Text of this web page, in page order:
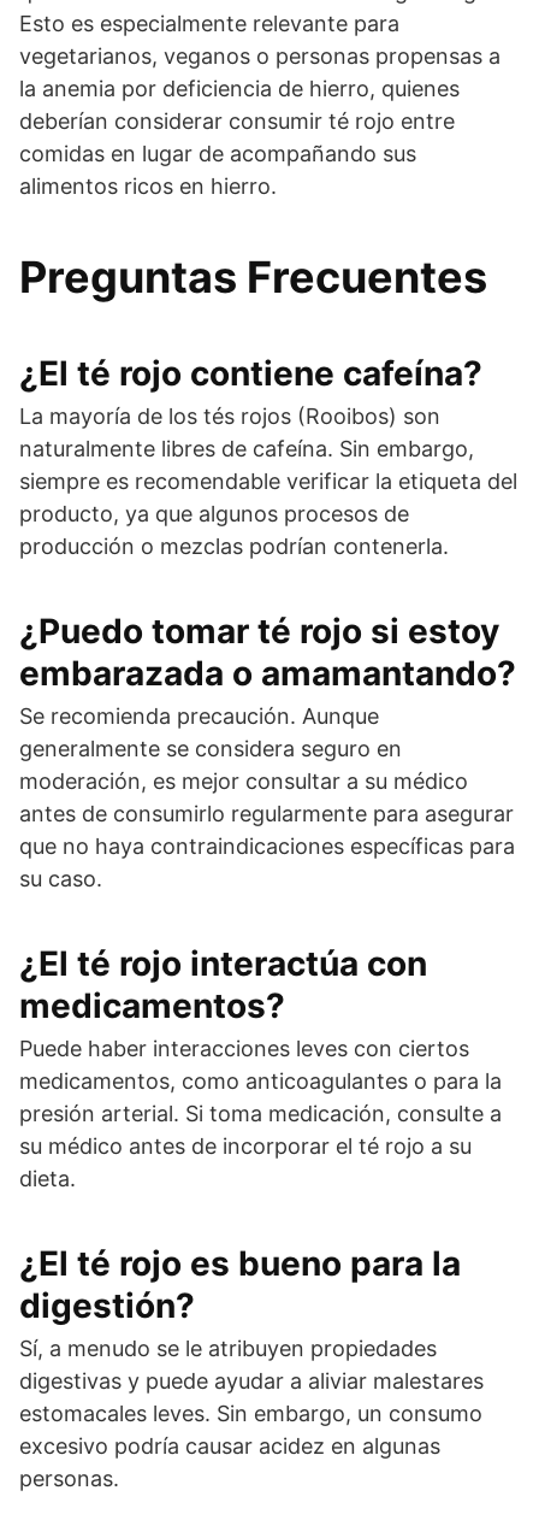
Esto es especialmente relevante para
vegetarianos, veganos o personas propensas a
la anemia por deficiencia de hierro, quienes
deberían considerar consumir té rojo entre
comidas en lugar de acompañando sus
alimentos ricos en hierro.
Preguntas Frecuentes
¿El té rojo contiene cafeína?
La mayoría de los tés rojos (Rooibos) son
naturalmente libres de cafeína. Sin embargo,
siempre es recomendable verificar la etiqueta del
producto, ya que algunos procesos de
producción o mezclas podrían contenerla.
¿Puedo tomar té rojo si estoy
embarazada o amamantando?
Se recomienda precaución. Aunque
generalmente se considera seguro en
moderación, es mejor consultar a su médico
antes de consumirlo regularmente para asegurar
que no haya contraindicaciones específicas para
su caso.
¿El té rojo interactúa con
medicamentos?
Puede haber interacciones leves con ciertos
medicamentos, como anticoagulantes o para la
presión arterial. Si toma medicación, consulte a
su médico antes de incorporar el té rojo a su
dieta.
¿El té rojo es bueno para la
digestión?
Sí, a menudo se le atribuyen propiedades
digestivas y puede ayudar a aliviar malestares
estomacales leves. Sin embargo, un consumo
excesivo podría causar acidez en algunas
personas.